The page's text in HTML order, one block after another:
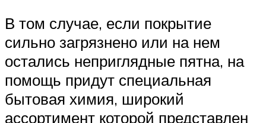
В том случае, если покрытие
сильно загрязнено или на нем
остались неприглядные пятна, на
помощь придут специальная
бытовая химия, широкий
ассортимент которой представлен